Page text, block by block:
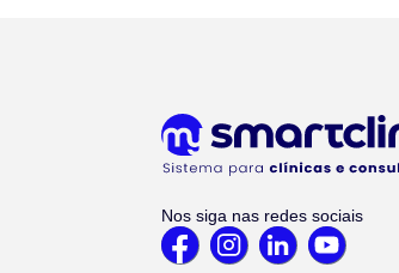
Nos siga nas redes sociais